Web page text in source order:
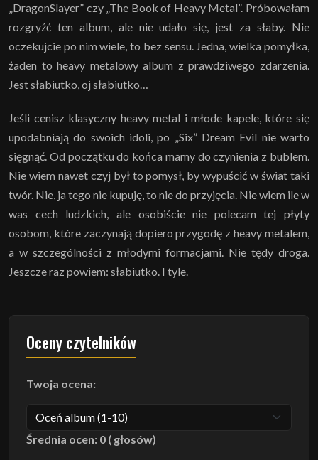
„DragonSlayer” czy „The Book of Heavy Metal”. Próbowałam
rozgryźć ten album, ale nie udało się, jest za słaby. Nie
oczekujcie po nim wiele, to bez sensu. Jedna, wielka pomyłka,
żaden to heavy metalowy album z prawdziwego zdarzenia.
Jest słabiutko, oj słabiutko…
Jeśli cenisz klasyczny heavy metal i młode kapele, które się
upodabniają do swoich idoli, po „Six” Dream Evil nie warto
sięgnąć. Od początku do końca mamy do czynienia z bublem.
Nie wiem nawet czyj był to pomysł, by wypuścić w świat taki
twór. Nie, ja tego nie kupuję, to nie do przyjęcia. Nie wiem ile w
was cech ludzkich, ale osobiście nie polecam tej płyty
osobom, które zaczynają dopiero przygodę z heavy metalem,
a w szczególności z młodymi formacjami. Nie tędy droga.
Jeszcze raz powiem: słabiutko. I tyle.
Oceny czytelników
Twoja ocena:
Średnia ocen: 0 ( głosów)